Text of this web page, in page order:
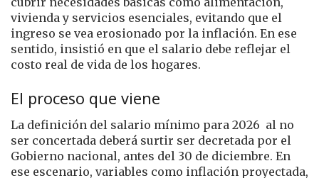
vivienda y servicios esenciales, evitando que el
ingreso se vea erosionado por la inflación. En ese
sentido, insistió en que el salario debe reflejar el
costo real de vida de los hogares.
El proceso que viene
La definición del salario mínimo para 2026 al no
ser concertada deberá surtir ser decretada por el
Gobierno nacional, antes del 30 de diciembre. En
ese escenario, variables como inflación proyectada,